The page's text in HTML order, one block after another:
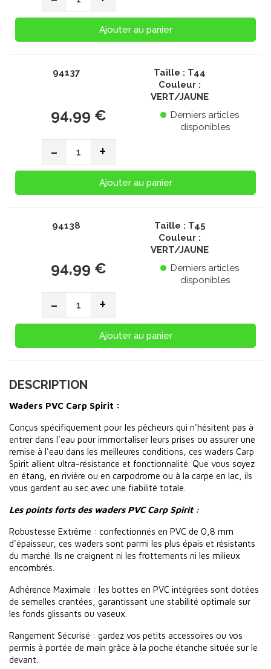
Ajouter au panier
94137
Taille : T44
Couleur :
VERT/JAUNE
Derniers articles
disponibles
94,99 €
- +
Ajouter au panier
94138
Taille : T45
Couleur :
VERT/JAUNE
Derniers articles
disponibles
94,99 €
- +
Ajouter au panier
DESCRIPTION
Waders PVC Carp Spirit :
Conçus spécifiquement pour les pêcheurs qui n'hésitent pas à
entrer dans l'eau pour immortaliser leurs prises ou assurer une
remise à l'eau dans les meilleures conditions, ces waders Carp
Spirit allient ultra-résistance et fonctionnalité. Que vous soyez
en étang, en rivière ou en carpodrome ou à la carpe en lac, ils
vous gardent au sec avec une fiabilité totale.
Les points forts des waders PVC Carp Spirit :
Robustesse Extrême : confectionnés en PVC de 0,8 mm
d'épaisseur, ces waders sont parmi les plus épais et résistants
du marché. Ils ne craignent ni les frottements ni les milieux
encombrés.
Adhérence Maximale : les bottes en PVC intégrées sont dotées
de semelles crantées, garantissant une stabilité optimale sur
les fonds glissants ou vaseux.
Rangement Sécurisé : gardez vos petits accessoires ou vos
permis à portée de main grâce à la poche étanche située sur le
devant.